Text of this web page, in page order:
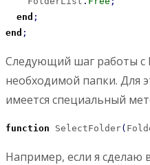
end ;
end ;
Следующий шаг работы
необходимой папки. Для
имеется специальный
function SelectFolder(
Например, если я сделаю